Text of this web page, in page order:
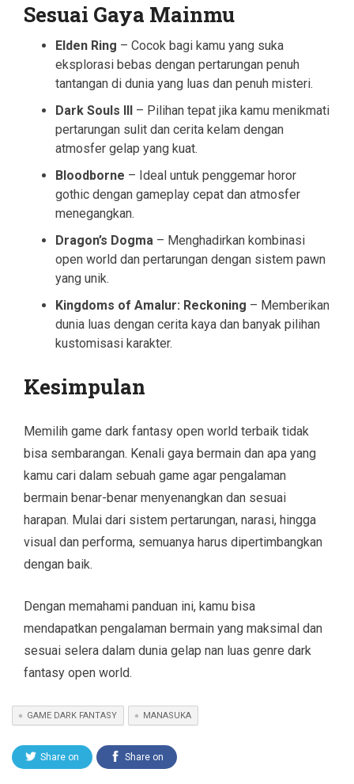
Sesuai Gaya Mainmu
Elden Ring – Cocok bagi kamu yang suka
eksplorasi bebas dengan pertarungan penuh
tantangan di dunia yang luas dan penuh misteri.
Dark Souls III – Pilihan tepat jika kamu menikmati
pertarungan sulit dan cerita kelam dengan
atmosfer gelap yang kuat.
Bloodborne – Ideal untuk penggemar horor
gothic dengan gameplay cepat dan atmosfer
menegangkan.
Dragon’s Dogma – Menghadirkan kombinasi
open world dan pertarungan dengan sistem pawn
yang unik.
Kingdoms of Amalur: Reckoning – Memberikan
dunia luas dengan cerita kaya dan banyak pilihan
kustomisasi karakter.
Kesimpulan
Memilih game dark fantasy open world terbaik tidak
bisa sembarangan. Kenali gaya bermain dan apa yang
kamu cari dalam sebuah game agar pengalaman
bermain benar-benar menyenangkan dan sesuai
harapan. Mulai dari sistem pertarungan, narasi, hingga
visual dan performa, semuanya harus dipertimbangkan
dengan baik.
Dengan memahami panduan ini, kamu bisa
mendapatkan pengalaman bermain yang maksimal dan
sesuai selera dalam dunia gelap nan luas genre dark
fantasy open world.
GAME DARK FANTASY MANASUKA
Share on Share on